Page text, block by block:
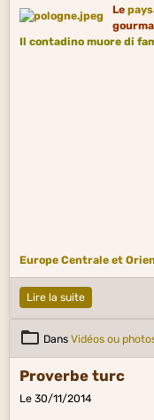
Le
Il contadino muore di
Europe Centrale et
Société
Lire la suite
Dans Vidéos ou
Proverbe turc
Le 30/11/2014